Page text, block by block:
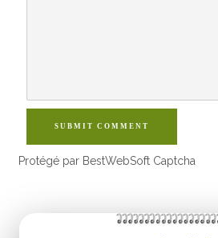
SUBMIT COMMENT
Protégé par BestWebSoft Captcha